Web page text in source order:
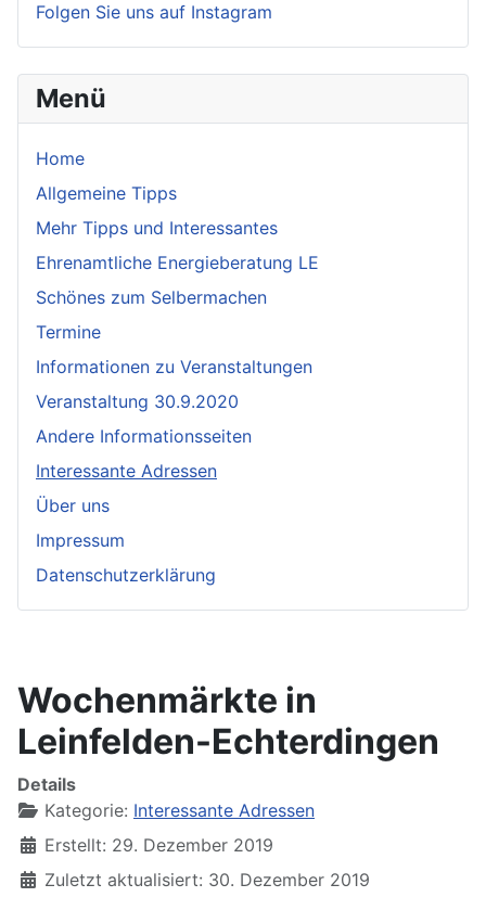
Folgen Sie uns auf Instagram
Menü
Home
Allgemeine Tipps
Mehr Tipps und Interessantes
Ehrenamtliche Energieberatung LE
Schönes zum Selbermachen
Termine
Informationen zu Veranstaltungen
Veranstaltung 30.9.2020
Andere Informationsseiten
Interessante Adressen
Über uns
Impressum
Datenschutzerklärung
Wochenmärkte in
Leinfelden-Echterdingen
Details
Kategorie: Interessante Adressen
Erstellt: 29. Dezember 2019
Zuletzt aktualisiert: 30. Dezember 2019